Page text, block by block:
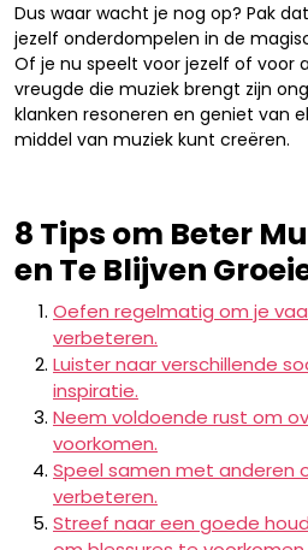
Dus waar wacht je nog op? Pak
jezelf onderdompelen in de
Of je nu speelt voor jezelf of voor
vreugde die muziek brengt zijn
klanken resoneren en geniet van
middel van muziek kunt creëren.
8 Tips om Beter
en Te Blijven
Oefen regelmatig om je
verbeteren.
Luister naar verschillende
inspiratie.
Neem voldoende rust om
voorkomen.
Speel samen met anderen
verbeteren.
Streef naar een goede